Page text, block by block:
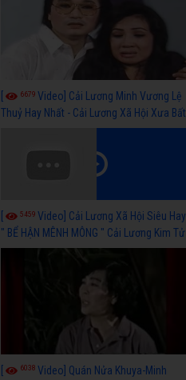
6679 Video] Cải Lương Minh Vương Lệ
Thuỷ Hay Nhất - Cải Lương Xã Hội Xưa Bất
5459 Video] Cải Lương Xã Hội Siêu Hay
" BỂ HẬN MÊNH MÔNG " Cải Lương Kim Tử
Long, Thanh Ngân Hay Nhất
[ 6038 Video] Quán Nửa Khuya-Minh